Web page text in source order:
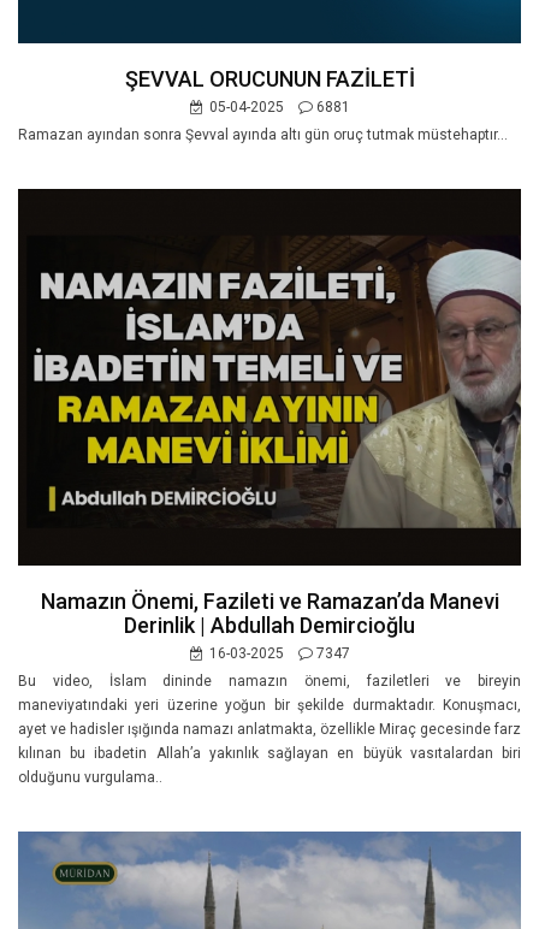
ŞEVVAL ORUCUNUN FAZİLETİ
05-04-2025
6881
Ramazan ayından sonra Şevval ayında altı gün oruç tutmak müstehaptır...
Namazın Önemi, Fazileti ve Ramazan’da Manevi
Derinlik | Abdullah Demircioğlu
16-03-2025
7347
Bu video, İslam dininde namazın önemi, faziletleri ve bireyin
maneviyatındaki yeri üzerine yoğun bir şekilde durmaktadır. Konuşmacı,
ayet ve hadisler ışığında namazı anlatmakta, özellikle Miraç gecesinde farz
kılınan bu ibadetin Allah’a yakınlık sağlayan en büyük vasıtalardan biri
olduğunu vurgulama..